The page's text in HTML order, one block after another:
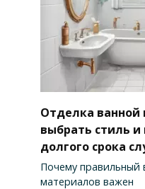
Отделка ванной
выбрать стиль
долгого срока
Почему
материалов важен